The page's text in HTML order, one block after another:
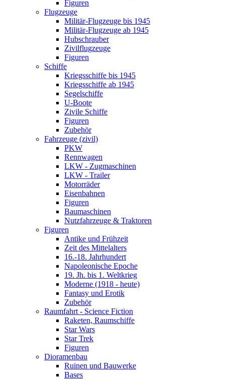
Figuren
Flugzeuge
Militär-Flugzeuge bis 1945
Militär-Flugzeuge ab 1945
Hubschrauber
Zivilflugzeuge
Figuren
Schiffe
Kriegsschiffe bis 1945
Kriegsschiffe ab 1945
Segelschiffe
U-Boote
Zivile Schiffe
Figuren
Zubehör
Fahrzeuge (zivil)
PKW
Rennwagen
LKW - Zugmaschinen
LKW - Trailer
Motorräder
Eisenbahnen
Figuren
Baumaschinen
Nutzfahrzeuge & Traktoren
Figuren
Antike und Frühzeit
Zeit des Mittelalters
16.-18. Jahrhundert
Napoleonische Epoche
19. Jh. bis 1. Weltkrieg
Moderne (1918 - heute)
Fantasy und Erotik
Zubehör
Raumfahrt - Science Fiction
Raketen, Raumschiffe
Star Wars
Star Trek
Figuren
Dioramenbau
Ruinen und Bauwerke
Bases